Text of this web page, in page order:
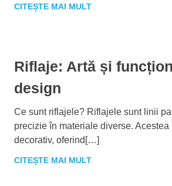
CITEȘTE MAI MULT
Riflaje: Artă și
design
Ce sunt riflajele? Riflajele sunt linii
precizie în materiale diverse. Acestea
decorativ, oferind[…]
CITEȘTE MAI MULT